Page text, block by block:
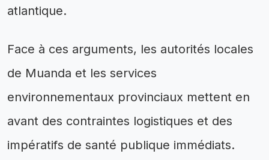
atlantique.
Face à ces arguments, les autorités locales
de Muanda et les services
environnementaux provinciaux mettent en
avant des contraintes logistiques et des
impératifs de santé publique immédiats.